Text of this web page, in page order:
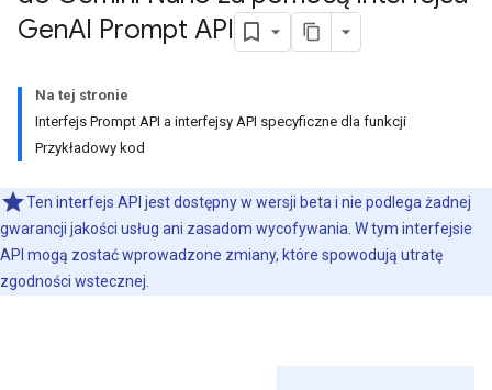
GenAI Prompt API
Na tej stronie
Interfejs Prompt API a interfejsy API specyficzne dla funkcji
Przykładowy kod
Ten interfejs API jest dostępny w wersji beta i nie podlega żadnej
gwarancji jakości usług ani zasadom wycofywania. W tym interfejsie
API mogą zostać wprowadzone zmiany, które spowodują utratę
zgodności wstecznej.